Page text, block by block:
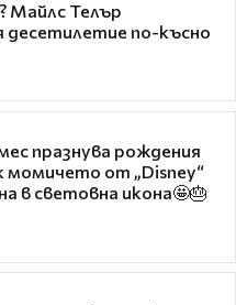
Майлс Телър
десетилетие по-късно
празнува рождения
момичето от „Disney“
в световна икона🤩🎂